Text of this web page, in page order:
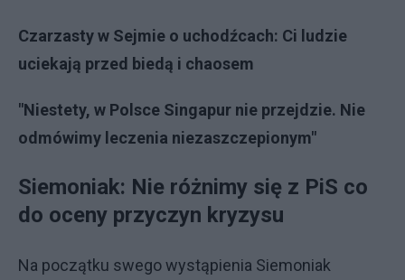
Czarzasty w Sejmie o uchodźcach: Ci ludzie
uciekają przed biedą i chaosem
"Niestety, w Polsce Singapur nie przejdzie. Nie
odmówimy leczenia niezaszczepionym"
Siemoniak: Nie różnimy się z PiS co
do oceny przyczyn kryzysu
Na początku swego wystąpienia Siemoniak